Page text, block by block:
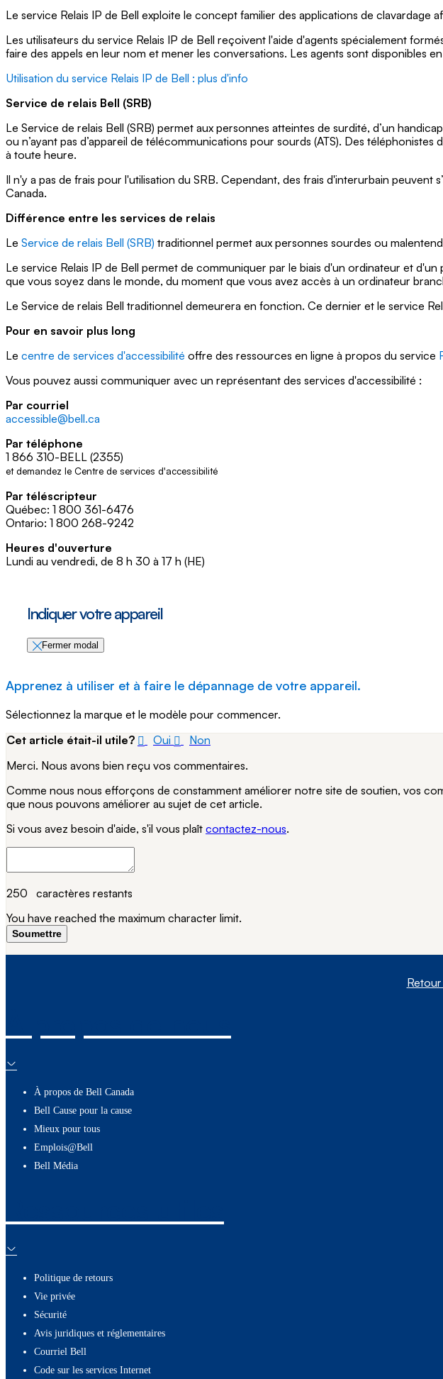
Le service Relais IP de Bell exploite le concept familier des applications de
Les utilisateurs du service Relais IP de Bell reçoivent l'aide d'agents spécialement
faire des appels en leur nom et mener les conversations. Les agents sont disponibles
Utilisation du service Relais IP de Bell : plus d'info
Service de relais Bell (SRB)
Le Service de relais Bell (SRB) permet aux personnes atteintes de surdité, d’un
ou n’ayant pas d’appareil de télécommunications pour sourds (ATS). Des
à toute heure.
Il n'y a pas de frais pour l'utilisation du SRB. Cependant, des frais d'interurbain peuvent
Canada.
Différence entre les services de relais
Le Service de relais Bell (SRB) traditionnel permet aux personnes sourdes ou
Le service Relais IP de Bell permet de communiquer par le biais d'un ordinateur et
que vous soyez dans le monde, du moment que vous avez accès à un ordinateur
Le Service de relais Bell traditionnel demeurera en fonction. Ce dernier et le service
Pour en savoir plus long
Le centre de services d'accessibilité offre des ressources en ligne à propos du service
Vous pouvez aussi communiquer avec un représentant des services d'accessibilité :
Par courriel
accessible@bell.ca
Par téléphone
1 866 310-BELL (2355)
et demandez le Centre de services d'accessibilité
Par téléscripteur
Québec: 1 800 361-6476
Ontario: 1 800 268-9242
Heures d'ouverture
Lundi au vendredi, de 8 h 30 à 17 h (HE)
Indiquer votre appareil
Fermer modal
Apprenez à utiliser et à faire le dépannage de votre appareil.
Sélectionnez la marque et le modèle pour commencer.
Cet article était-il utile?
Oui
Non
Merci. Nous avons bien reçu vos commentaires.
Comme nous nous efforçons de constamment améliorer notre site de soutien, vos
que nous pouvons améliorer au sujet de cet article.
Si vous avez besoin d'aide, s'il vous plaît contactez-nous.
250 caractères restants
You have reached the maximum character limit.
Soumettre
À propos de Bell Canada
Bell Cause pour la cause
Mieux pour tous
Emplois@Bell
Bell Média
Politique de retours
Vie privée
Sécurité
Avis juridiques et réglementaires
Courriel Bell
Code sur les services Internet